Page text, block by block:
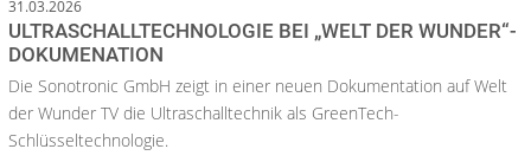
31.03.2026
ULTRASCHALLTECHNOLOGIE BEI „WELT DER WUNDER“-
DOKUMENATION
Die Sonotronic GmbH zeigt in einer neuen Dokumentation auf Welt
der Wunder TV die Ultraschalltechnik als GreenTech-
Schlüsseltechnologie.